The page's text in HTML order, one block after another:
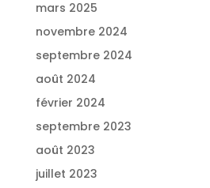
mars 2025
novembre 2024
septembre 2024
août 2024
février 2024
septembre 2023
août 2023
juillet 2023